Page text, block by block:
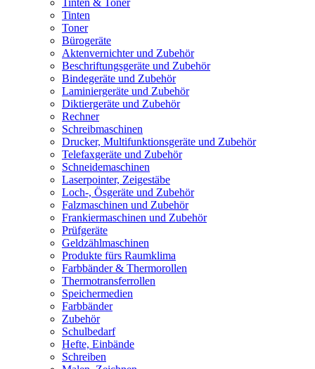
Tinten & Toner
Tinten
Toner
Bürogeräte
Aktenvernichter und Zubehör
Beschriftungsgeräte und Zubehör
Bindegeräte und Zubehör
Laminiergeräte und Zubehör
Diktiergeräte und Zubehör
Rechner
Schreibmaschinen
Drucker, Multifunktionsgeräte und Zubehör
Telefaxgeräte und Zubehör
Schneidemaschinen
Laserpointer, Zeigestäbe
Loch-, Ösgeräte und Zubehör
Falzmaschinen und Zubehör
Frankiermaschinen und Zubehör
Prüfgeräte
Geldzählmaschinen
Produkte fürs Raumklima
Farbbänder & Thermorollen
Thermotransferrollen
Speichermedien
Farbbänder
Zubehör
Schulbedarf
Hefte, Einbände
Schreiben